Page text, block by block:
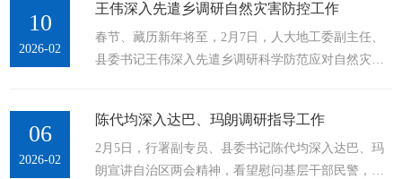
融的重要窗口。...
暖意融融、喜气洋洋。图为分红仪式现场。据了解，
此次分红是上左左村牧区改革合作社成立以来村民获
得感、幸福感最足的一年。2025年度，全村集体经济
10
2026-02
王伟深入先遣乡调研自然灾害防控工作
春节、藏历新年将至，2月7日，人大地工委副主任、
县委书记王伟深入先遣乡调研科学防范应对自然灾害
对近期地震情况与村“两委”、驻村工作队亲切交谈，
关心关爱群众生产生活。随后，走进部分群众家中，
仔细查看房屋结构和受损情况，与群众拉家常、谈心
06
2026-02
陈代均深入达巴、玛朗调研指导工作
2月5日，行署副专员、县委书记陈代均深入达巴、玛
朗宣讲自治区两会精神，看望慰问基层干部民警，实